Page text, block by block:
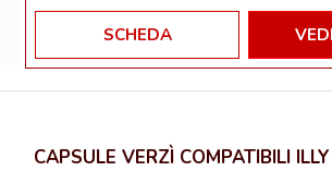
SCHEDA
CAPSULE VERZÌ COMPATIBILI